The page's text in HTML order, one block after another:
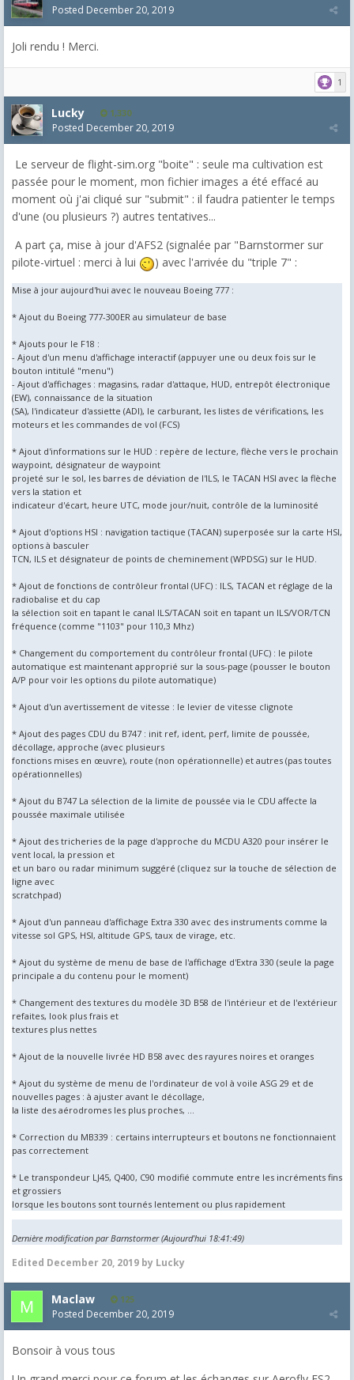
Posted December 20, 2019
Joli rendu ! Merci.
1
Lucky 1,330
Posted December 20, 2019
Le serveur de flight-sim.org "boite" : seule ma cultivation est
passée pour le moment, mon fichier images a été effacé au
moment où j'ai cliqué sur "submit" : il faudra patienter le temps
d'une (ou plusieurs ?) autres tentatives...
A part ça, mise à jour d'AFS2 (signalée par "Barnstormer sur
pilote-virtuel : merci à lui
) avec l'arrivée du "triple 7" :
Mise à jour aujourd'hui avec le nouveau Boeing 777 :
* Ajout du Boeing 777-300ER au simulateur de base
* Ajouts pour le F18 :
- Ajout d'un menu d'affichage interactif (appuyer une ou deux fois sur le
bouton intitulé "menu")
- Ajout d'affichages : magasins, radar d'attaque, HUD, entrepôt électronique
(EW), connaissance de la situation
(SA), l'indicateur d'assiette (ADI), le carburant, les listes de vérifications, les
moteurs et les commandes de vol (FCS)
* Ajout d'informations sur le HUD : repère de lecture, flèche vers le prochain
waypoint, désignateur de waypoint
projeté sur le sol, les barres de déviation de l'ILS, le TACAN HSI avec la flèche
vers la station et
indicateur d'écart, heure UTC, mode jour/nuit, contrôle de la luminosité
* Ajout d'options HSI : navigation tactique (TACAN) superposée sur la carte HSI,
options à basculer
TCN, ILS et désignateur de points de cheminement (WPDSG) sur le HUD.
* Ajout de fonctions de contrôleur frontal (UFC) : ILS, TACAN et réglage de la
radiobalise et du cap
la sélection soit en tapant le canal ILS/TACAN soit en tapant un ILS/VOR/TCN
fréquence (comme "1103" pour 110,3 Mhz)
* Changement du comportement du contrôleur frontal (UFC) : le pilote
automatique est maintenant approprié sur la sous-page (pousser le bouton
A/P pour voir les options du pilote automatique)
* Ajout d'un avertissement de vitesse : le levier de vitesse clignote
* Ajout des pages CDU du B747 : init ref, ident, perf, limite de poussée,
décollage, approche (avec plusieurs
fonctions mises en œuvre), route (non opérationnelle) et autres (pas toutes
opérationnelles)
* Ajout du B747 La sélection de la limite de poussée via le CDU affecte la
poussée maximale utilisée
* Ajout des tricheries de la page d'approche du MCDU A320 pour insérer le
vent local, la pression et
et un baro ou radar minimum suggéré (cliquez sur la touche de sélection de
ligne avec
scratchpad)
* Ajout d'un panneau d'affichage Extra 330 avec des instruments comme la
vitesse sol GPS, HSI, altitude GPS, taux de virage, etc.
* Ajout du système de menu de base de l'affichage d'Extra 330 (seule la page
principale a du contenu pour le moment)
* Changement des textures du modèle 3D B58 de l'intérieur et de l'extérieur
refaites, look plus frais et
textures plus nettes
* Ajout de la nouvelle livrée HD B58 avec des rayures noires et oranges
* Ajout du système de menu de l'ordinateur de vol à voile ASG 29 et de
nouvelles pages : à ajuster avant le décollage,
la liste des aérodromes les plus proches, ...
* Correction du MB339 : certains interrupteurs et boutons ne fonctionnaient
pas correctement
* Le transpondeur LJ45, Q400, C90 modifié commute entre les incréments fins
et grossiers
lorsque les boutons sont tournés lentement ou plus rapidement
Dernière modification par Barnstormer (Aujourd'hui 18:41:49)
Edited December 20, 2019 by Lucky
Maclaw 125
Posted December 20, 2019
Bonsoir à vous tous